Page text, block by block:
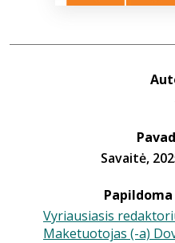
Savaitė,
Vyriausiasis
Maketuotojas (-a)